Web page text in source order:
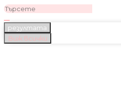
резултата
Виж всички